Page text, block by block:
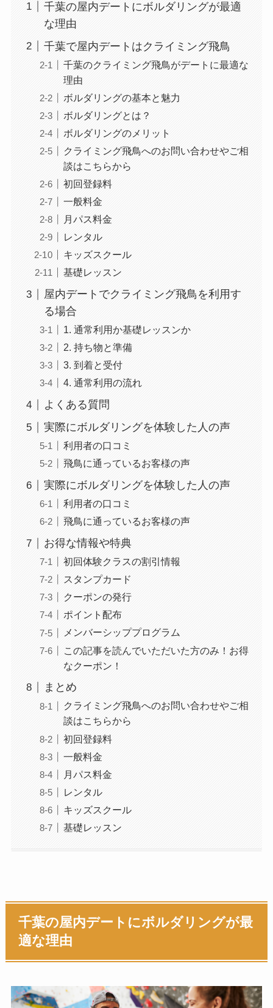
千葉の屋内デートにボルダリングが最適
な理由
千葉で屋内デートはクライミング飛鳥
千葉のクライミング飛鳥がデートに最適な
理由
ボルダリングの基本と魅力
ボルダリングとは？
ボルダリングのメリット
クライミング飛鳥へのお問い合わせやご相
談はこちらから
初回登録料
一般料金
月パス料金
レンタル
キッズスクール
基礎レッスン
屋内デートでクライミング飛鳥を利用す
る場合
1. 通常利用か基礎レッスンか
2. 持ち物と準備
3. 到着と受付
4. 通常利用の流れ
よくある質問
実際にボルダリングを体験した人の声
利用者の口コミ
飛鳥に通っているお客様の声
実際にボルダリングを体験した人の声
利用者の口コミ
飛鳥に通っているお客様の声
お得な情報や特典
初回体験クラスの割引情報
スタンプカード
クーポンの発行
ポイント配布
メンバーシッププログラム
この記事を読んでいただいた方のみ！お得
なクーポン！
まとめ
クライミング飛鳥へのお問い合わせやご相
談はこちらから
初回登録料
一般料金
月パス料金
レンタル
キッズスクール
基礎レッスン
千葉の屋内デートにボルダリングが最
適な理由